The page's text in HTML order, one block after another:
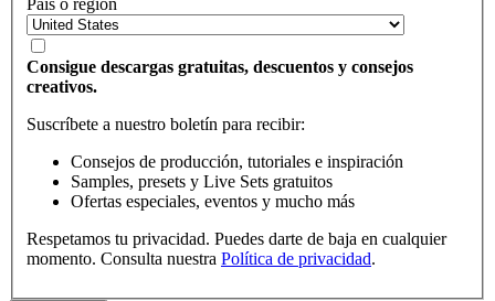
País o región
Consigue descargas gratuitas, descuentos y consejos
creativos.
Suscríbete a nuestro boletín para recibir:
Consejos de producción, tutoriales e inspiración
Samples, presets y Live Sets gratuitos
Ofertas especiales, eventos y mucho más
Respetamos tu privacidad. Puedes darte de baja en cualquier
momento. Consulta nuestra Política de privacidad.